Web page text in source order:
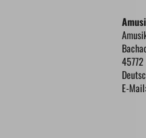
E-Mail: